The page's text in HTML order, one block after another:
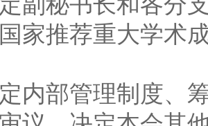
国家推荐重大学
定内部管理制度、